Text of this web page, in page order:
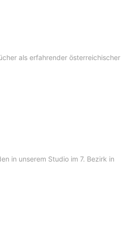
als erfahrender österreichischer
in unserem Studio im 7. Bezirk in